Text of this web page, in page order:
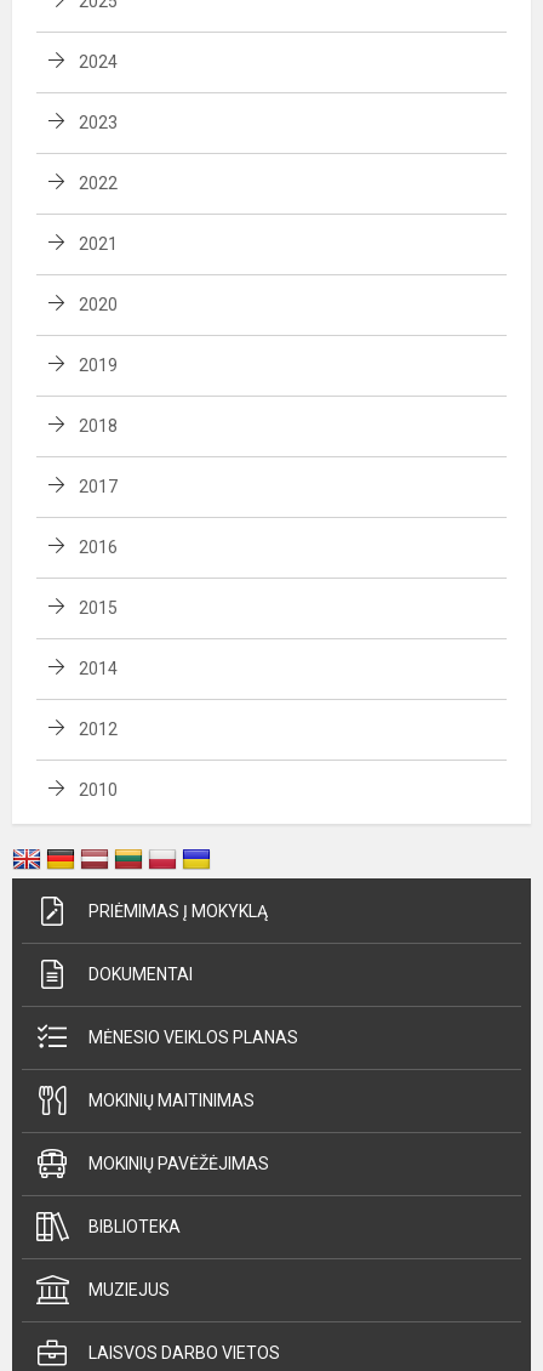
2024
2023
2022
2021
2020
2019
2018
2017
2016
2015
2014
2012
2010
PRIĖMIMAS Į MOKYKLĄ
DOKUMENTAI
MĖNESIO VEIKLOS PLANAS
MOKINIŲ MAITINIMAS
MOKINIŲ PAVĖŽĖJIMAS
BIBLIOTEKA
MUZIEJUS
LAISVOS DARBO VIETOS